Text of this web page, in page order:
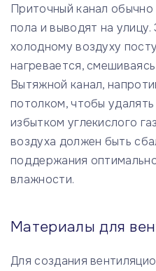
Приточный канал
пола и выводят на
холодному воздуху
нагревается,
Вытяжной канал,
потолком, чтобы
избытком углекислого
воздуха должен быть
поддержания
влажности.
Материалы для
Для создания